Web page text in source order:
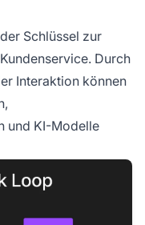
Schlüssel zur
Durch
Interaktion können
und KI-Modelle